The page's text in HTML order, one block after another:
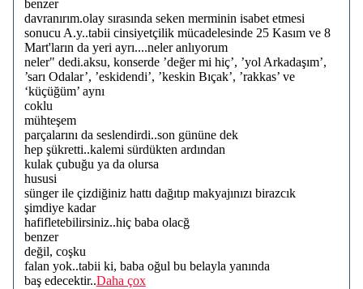
benzer
davranırım.olay sırasında seken merminin isabet etmesi
sonucu A.y..tabii cinsiyetçilik mücadelesinde 25 Kasım ve 8
Mart'ların da yeri ayrı....neler anlıyorum
neler" dedi.aksu, konserde ’değer mi hiç’, ’yol Arkadaşım’,
’sarı Odalar’, ’eskidendi’, ’keskin Bıçak’, ’rakkas’ ve
‘küçüğüm’ aynı
coklu
mühteşem
parçalarını da seslendirdi..son gününe dek
hep şükretti..kalemi sürdükten ardından
kulak çubuğu ya da olursa
hususi
sünger ile çizdiğiniz hattı dağıtıp makyajınızı birazcık
şimdiye kadar
hafifletebilirsiniz..hiç baba olacğ
benzer
değil, coşku
falan yok..tabii ki, baba oğul bu belayla yanında
baş edecektir..Daha çox